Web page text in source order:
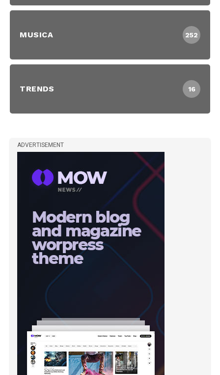
MUSICA 252
TRENDS 16
ADVERTISEMENT